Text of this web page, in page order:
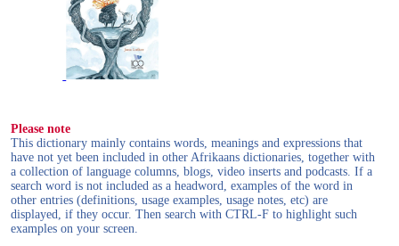
Please note
This dictionary mainly contains words, meanings and expressions that
have not yet been included in other Afrikaans dictionaries, together with
a collection of language columns, blogs, video inserts and podcasts. If a
search word is not included as a headword, examples of the word in
other entries (definitions, usage examples, usage notes, etc) are
displayed, if they occur. Then search with CTRL-F to highlight such
examples on your screen.